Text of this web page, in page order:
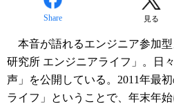
Share 見る
本音が語れるエンジニア参加
研究所 エンジニアライフ」。日
声」を公開している。2011年最
ライフ」ということで、年末年